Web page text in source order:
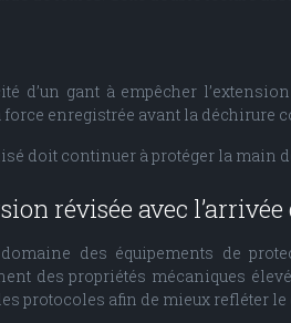
gant à empêcher
enregistrée avant la déchirure
doit continuer à protéger la main
révisée avec
des équipements de
des propriétés mécaniques
protocoles afin de mieux refléter